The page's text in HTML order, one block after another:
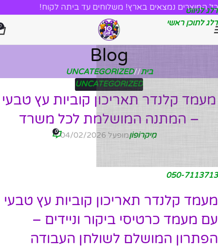
דלג לניווט
דלג לתוכן ראשי
כל המוצרים נמצאים בארץ! משלוחים עד ביתה לקוח!
Blog
בית/
UNCATEGORIZED
UNCATEGORIZED
מעמד קלנדר תאריכון קוביות עץ טבעי
– המתנה המושלמת לכל משרד
מִיקרוֹפוֹןמופעל 04/02/2026 0
050-7113713
מעמד קלנדר תאריכון קוביות עץ טבעי
עם מעמד כרטיסי ביקור וניידים –
הפתרון המושלם לשולחן העבודה